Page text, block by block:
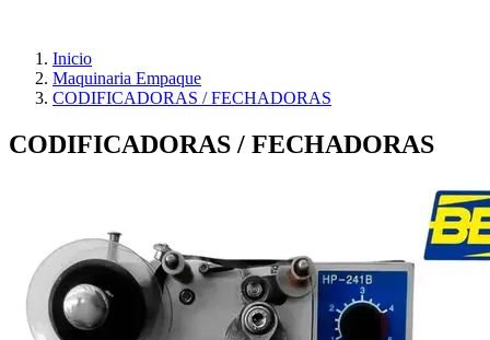
Inicio
Maquinaria Empaque
CODIFICADORAS / FECHADORAS
CODIFICADORAS / FECHADORAS